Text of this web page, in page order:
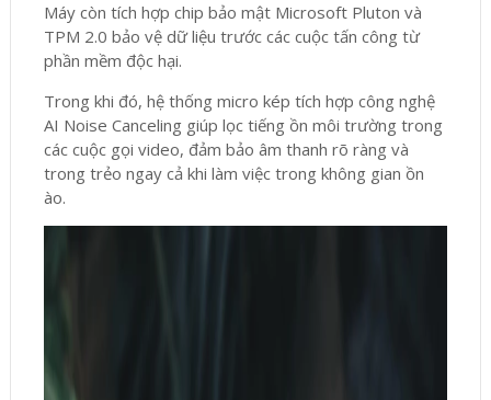
Máy còn tích hợp chip bảo mật Microsoft Pluton và
TPM 2.0 bảo vệ dữ liệu trước các cuộc tấn công từ
phần mềm độc hại.
Trong khi đó, hệ thống micro kép tích hợp công nghệ
AI Noise Canceling giúp lọc tiếng ồn môi trường trong
các cuộc gọi video, đảm bảo âm thanh rõ ràng và
trong trẻo ngay cả khi làm việc trong không gian ồn
ào.